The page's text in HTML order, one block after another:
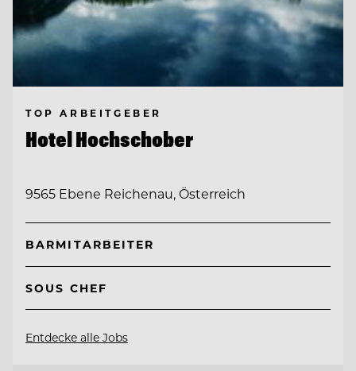
TOP ARBEITGEBER
Hotel Hochschober
9565 Ebene Reichenau, Österreich
BARMITARBEITER
SOUS CHEF
Entdecke alle Jobs